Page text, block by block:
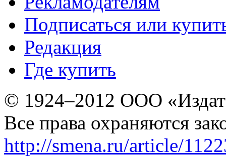
Подписаться или
Редакция
Где купить
© 1924–2012 ООО
Все права охраняются
http://smena.ru/article/